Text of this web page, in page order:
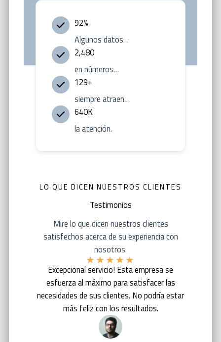
92%
Algunos datos…
2,480
en números…
129+
siempre atraen…
640K
la atención.
LO QUE DICEN NUESTROS CLIENTES
Testimonios
Mire lo que dicen nuestros clientes
satisfechos acerca de su experiencia con
nosotros.
★★★★★
Excepcional servicio! Esta empresa se
esfuerza al máximo para satisfacer las
necesidades de sus clientes. No podría estar
más feliz con los resultados.